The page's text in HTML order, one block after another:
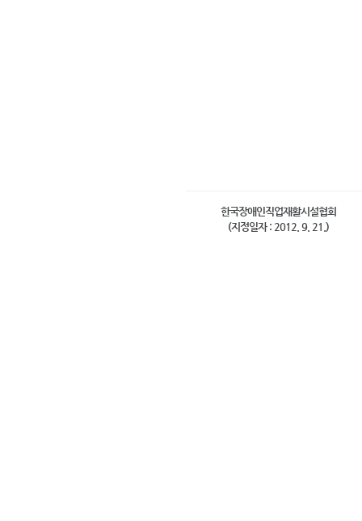
한국장애인직업재활시설협회
(지정일자 : 2012. 9. 21.)